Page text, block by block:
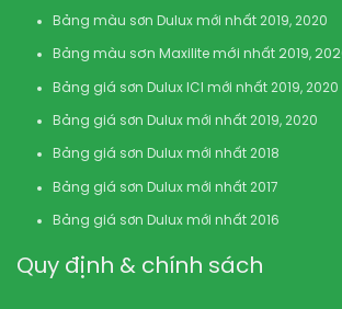
Bảng màu sơn Dulux mới nhất 2019, 2020
Bảng màu sơn Maxilite mới nhất 2019,
Bảng giá sơn Dulux ICI mới nhất 2019, 2020
Bảng giá sơn Dulux mới nhất 2019, 2020
Bảng giá sơn Dulux mới nhất 2018
Bảng giá sơn Dulux mới nhất 2017
Bảng giá sơn Dulux mới nhất 2016
Quy định & chính sách